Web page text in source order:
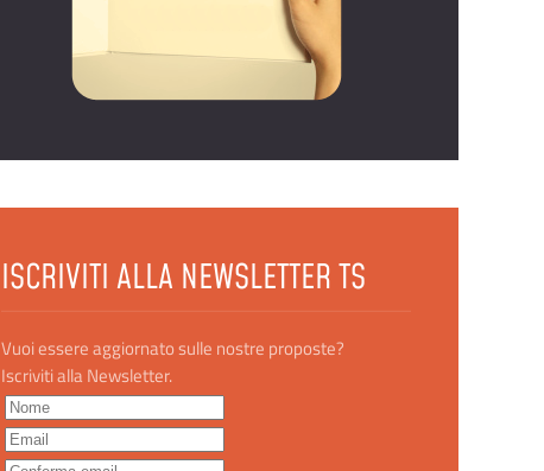
ISCRIVITI ALLA NEWSLETTER TS
Vuoi essere aggiornato sulle nostre proposte?
Iscriviti alla Newsletter.